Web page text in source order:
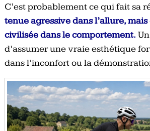
C’est probablement ce qui fait sa
tenue agressive dans l’allure,
civilisée dans le comportement.
d’assumer une vraie esthétique
dans l’inconfort ou la